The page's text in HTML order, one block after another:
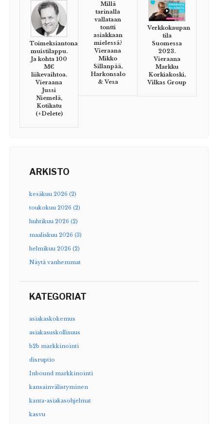
Toimeksiantona
muistilappu.
Ja kohta 100
M€
liikevaihtoa.
Vieraana
Jussi
Niemelä,
Kotikatu
(+Delete)
Millä
tarinalla
vallataan
tontti
asiakkaan
mielessä?
Vieraana
Mikko
Sillanpää,
Harkonsalo
& Vesa
Verkkokaupan
tila
Suomessa
2023.
Vieraana
Markku
Korkiakoski,
Vilkas Group
ARKISTO
kesäkuu 2026 (2)
toukokuu 2026 (2)
huhtikuu 2026 (2)
maaliskuu 2026 (3)
helmikuu 2026 (2)
Näytä vanhemmat
KATEGORIAT
asiakaskokemus
asiakasuskollisuus
b2b markkinointi
disruptio
Inbound markkinointi
kansainvälistyminen
kanta-asiakasohjelmat
kasvu